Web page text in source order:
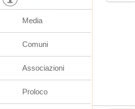
Media
Comuni
Associazioni
Proloco